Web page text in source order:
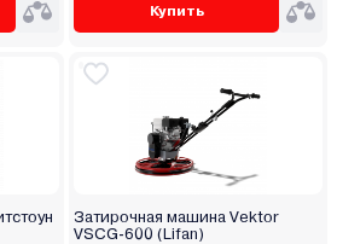
Купить
Затирочная машина Vektor
VSCG-600 (Lifan)